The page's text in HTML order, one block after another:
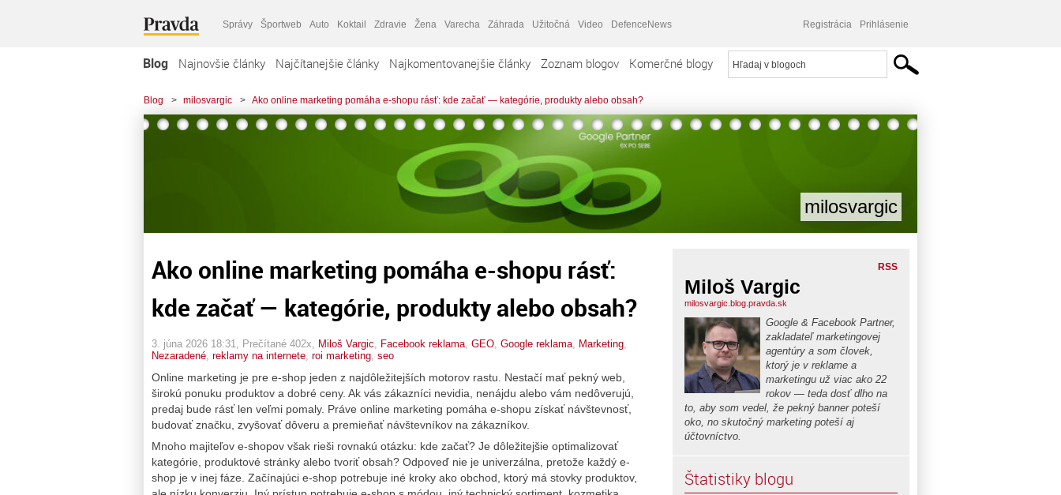
Správy Športweb Auto Koktail Zdravie Žena Varecha Záhrada Užitočná Video DefenceNews Registrácia Prihlásenie
Blog Najnovšie články Najčítanejšie články Najkomentovanejšie články Zoznam blogov Komerčné blogy
Blog > milosvargic > Ako online marketing pomáha e-shopu rásť: kde začať — kategórie, produkty alebo obsah?
milosvargic
Ako online marketing pomáha e-shopu rásť:
kde začať — kategórie, produkty alebo obsah?
3. júna 2026 18:31 , Prečítané 402x, Miloš Vargic Facebook reklama GEO Google reklama Marketing
Nezaradené reklamy na internete roi marketing seo
Online marketing je pre e-shop jeden z najdôležitejších motorov rastu. Nestačí mať pekný web,
širokú ponuku produktov a dobré ceny. Ak vás zákazníci nevidia, nenájdu alebo vám nedôverujú,
predaj bude rásť len veľmi pomaly. Práve online marketing pomáha e-shopu získať návštevnosť,
budovať značku, zvyšovať dôveru a premieňať návštevníkov na zákazníkov.
Mnoho majiteľov e-shopov však rieši rovnakú otázku: kde začať? Je dôležitejšie optimalizovať
kategórie, produktové stránky alebo tvoriť obsah? Odpoveď nie je univerzálna, pretože každý e-
shop je v inej fáze. Začínajúci e-shop potrebuje iné kroky ako obchod, ktorý má stovky produktov,
RSS
Miloš Vargic
milosvargic.blog.pravda.sk
Google & Facebook Partner,
zakladateľ marketingovej
agentúry a som človek,
ktorý je v reklame a
marketingu už viac ako 22
rokov — teda dosť dlho na
to, aby som vedel, že pekný banner poteší
oko, no skutočný marketing poteší aj
účtovníctvo.
Štatistiky blogu